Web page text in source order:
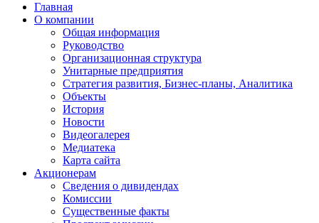
Главная
О компании
Общая информация
Руководство
Организационная структура
Унитарные предприятия
Стратегия развития, Бизнес-планы, Аналитика
Объекты
История
Новости
Видеогалерея
Медиатека
Карта сайта
Акционерам
Сведения о дивидендах
Комиссии
Существенные факты